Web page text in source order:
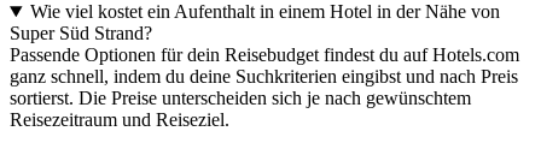
Wie viel kostet ein Aufenthalt in einem Hotel in der Nähe von
Super Süd Strand?
Passende Optionen für dein Reisebudget findest du auf Hotels.com
ganz schnell, indem du deine Suchkriterien eingibst und nach Preis
sortierst. Die Preise unterscheiden sich je nach gewünschtem
Reisezeitraum und Reiseziel.